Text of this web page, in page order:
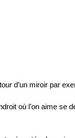
d’un miroir par
où l’on aime